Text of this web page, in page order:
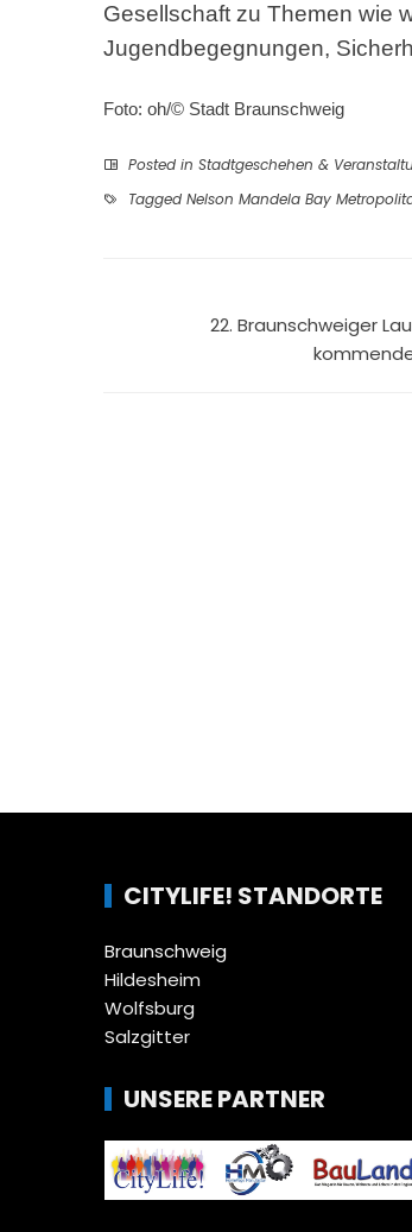
Gesellschaft zu Themen wie
Jugendbegegnungen,
Foto: oh/© Stadt Braunschweig
Posted in Stadtgeschehen &
Tagged Nelson Mandela Bay
22. Braunschweiger
CITYLIFE! STANDORTE
Braunschweig
Hildesheim
Wolfsburg
Salzgitter
UNSERE PARTNER